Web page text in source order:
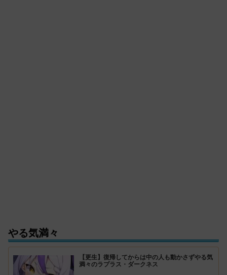
やる気満々
【更生】復帰してからは中の人も動かさずやる気
満々のラプラス・ダークネス